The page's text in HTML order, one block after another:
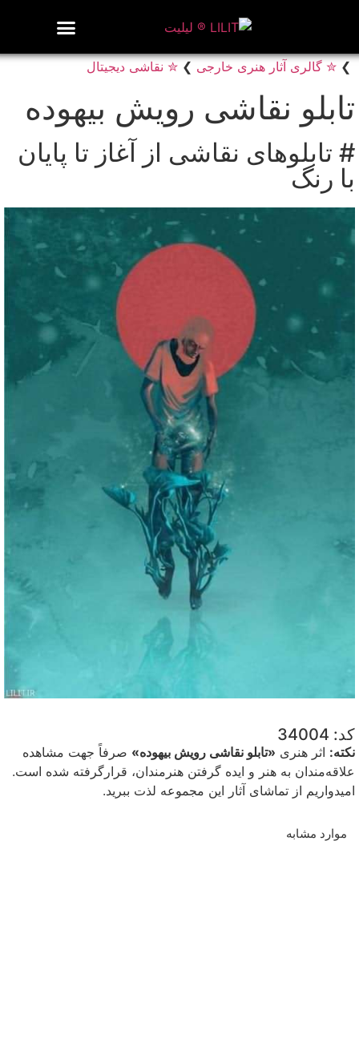
❯ ✮ گالری آثار هنری خارجی ❯ ✮ نقاشی دیجیتال
تابلو نقاشی رویش بیهوده
# تابلوهای نقاشی از آغاز تا پایان
با رنگ
کد: 34004
نکته: اثر هنری «تابلو نقاشی رویش بیهوده» صرفاً جهت مشاهده
علاقه‌مندان به هنر و ایده گرفتن هنرمندان، قرارگرفته شده است.
امیدواریم از تماشای آثار این مجموعه لذت ببرید.
موارد مشابه